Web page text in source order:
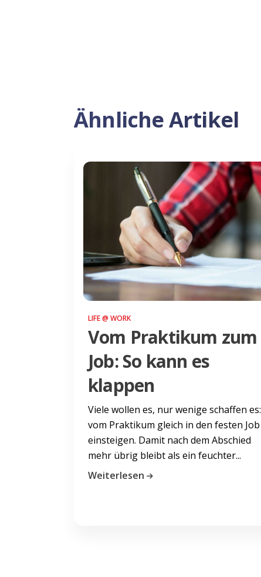
Ähnliche Artikel
LIFE @ WORK
Vom Praktikum zum
Job: So kann es
klappen
Viele wollen es, nur wenige schaffen es:
vom Praktikum gleich in den festen Job
einsteigen. Damit nach dem Abschied
mehr übrig bleibt als ein feuchter...
Weiterlesen